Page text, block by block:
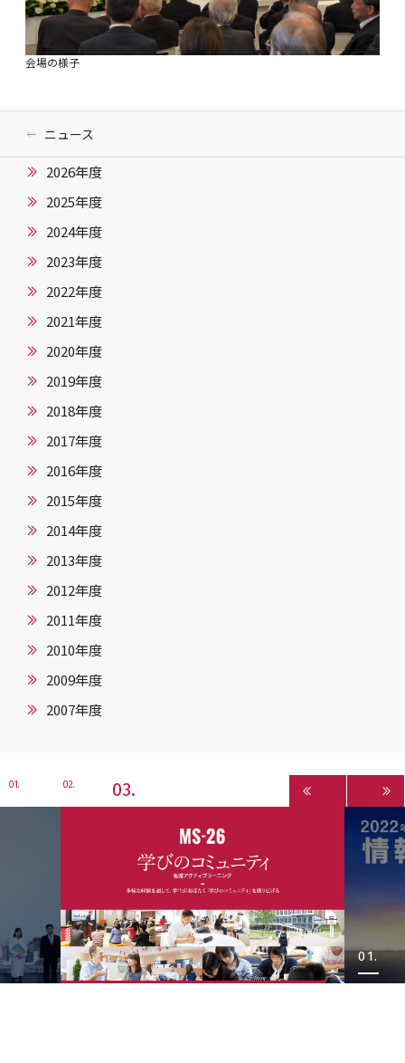
会場の様子
ニュース
2026年度
2025年度
2024年度
2023年度
2022年度
2021年度
2020年度
2019年度
2018年度
2017年度
2016年度
2015年度
2014年度
2013年度
2012年度
2011年度
2010年度
2009年度
2007年度
1 2 3